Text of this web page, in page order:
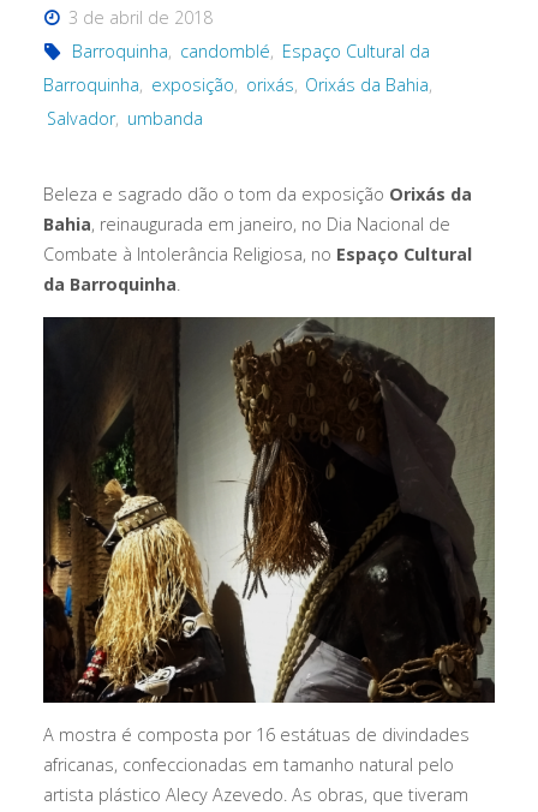
3 de abril de 2018
Barroquinha, candomblé, Espaço Cultural da
Barroquinha, exposição, orixás, Orixás da Bahia,
Salvador, umbanda
Beleza e sagrado dão o tom da exposição Orixás da
Bahia, reinaugurada em janeiro, no Dia Nacional de
Combate à Intolerância Religiosa, no Espaço Cultural
da Barroquinha.
A mostra é composta por 16 estátuas de divindades
africanas, confeccionadas em tamanho natural pelo
artista plástico Alecy Azevedo. As obras, que tiveram